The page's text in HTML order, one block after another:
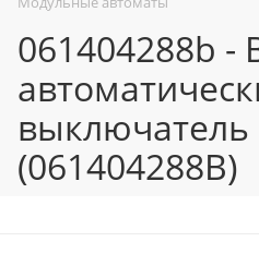
061404288b -
выключатель
(061404288B)